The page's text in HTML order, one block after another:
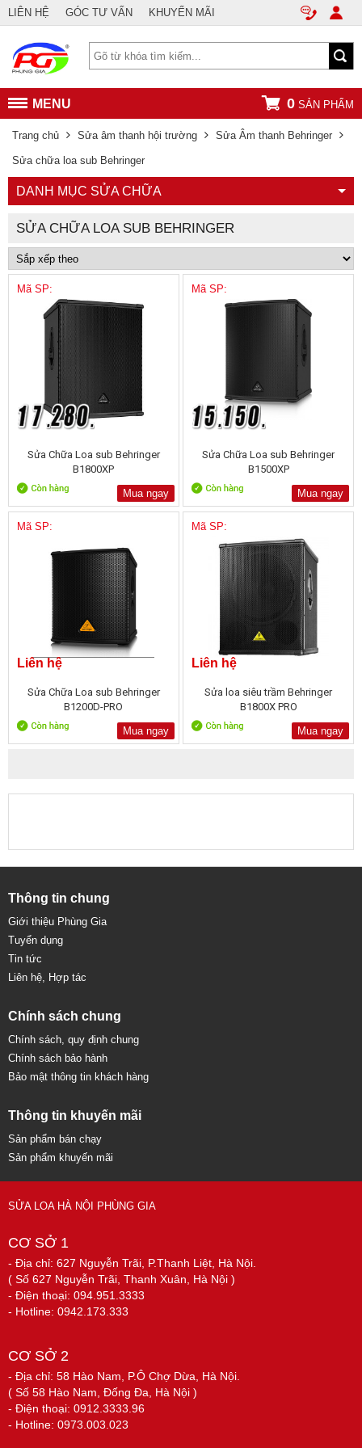
LIÊN HỆ GÓC TƯ VẤN KHUYẾN MÃI
MENU 0 SẢN PHẨM
Trang chủ Sửa âm thanh hội trường Sửa Âm thanh Behringer
Sửa chữa loa sub Behringer
DANH MỤC SỬA CHỮA
SỬA CHỮA LOA SUB BEHRINGER
Mã SP:
Sửa Chữa Loa sub Behringer
B1800XP
Mua ngay
Mã SP:
Sửa Chữa Loa sub Behringer
B1500XP
Mua ngay
Mã SP:
Liên hệ
Sửa Chữa Loa sub Behringer
B1200D-PRO
Mua ngay
Mã SP:
Liên hệ
Sửa loa siêu trầm Behringer
B1800X PRO
Mua ngay
Thông tin chung
Giới thiệu Phùng Gia
Tuyển dụng
Tin tức
Liên hệ, Hợp tác
Chính sách chung
Chính sách, quy định chung
Chính sách bảo hành
Bảo mật thông tin khách hàng
Thông tin khuyến mãi
Sản phẩm bán chạy
Sản phẩm khuyến mãi
SỬA LOA HÀ NỘI PHÙNG GIA
CƠ SỞ 1
- Địa chỉ: 627 Nguyễn Trãi, P.Thanh Liệt, Hà Nội.
( Số 627 Nguyễn Trãi, Thanh Xuân, Hà Nội )
- Điện thoại: 094.951.3333
- Hotline: 0942.173.333
CƠ SỞ 2
- Địa chỉ: 58 Hào Nam, P.Ô Chợ Dừa, Hà Nội.
( Số 58 Hào Nam, Đống Đa, Hà Nội )
- Điện thoại: 0912.3333.96
- Hotline: 0973.003.023